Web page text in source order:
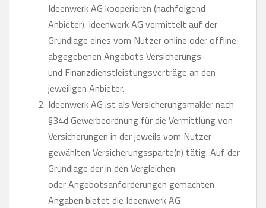
Ideenwerk AG kooperieren (nachfolgend
Anbieter). Ideenwerk AG vermittelt auf der
Grundlage eines vom Nutzer online oder offline
abgegebenen Angebots Versicherungs-
und Finanzdienstleistungsverträge an den
jeweiligen Anbieter.
Ideenwerk AG ist als Versicherungsmakler nach
§34d Gewerbeordnung für die Vermittlung von
Versicherungen in der jeweils vom Nutzer
gewählten Versicherungssparte(n) tätig. Auf der
Grundlage der in den Vergleichen
oder Angebotsanforderungen gemachten
Angaben bietet die Ideenwerk AG